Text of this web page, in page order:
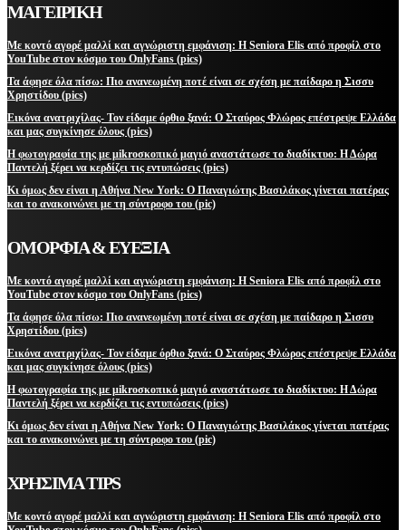
ΜΑΓΕΙΡΙΚΗ
Με κοντό αγορέ μαλλί και αγνώριστη εμφάνιση: Η Seniora Elis από προφίλ στο
YouTube στον κόσμο του OnlyFans (pics)
Τα άφησε όλα πίσω: Πιο ανανεωμένη ποτέ είναι σε σχέση με παίδαρο η Σισσυ
Χρηστίδου (pics)
Εικόνα ανατριχίλας- Τον είδαμε όρθιο ξανά: Ο Σταύρος Φλώρος επέστρεψε Ελλάδα
και μας συγκίνησε όλους (pics)
Η φωτογραφία της με μikroσκοπικό μαγιό αναστάτωσε το διαδίκτυο: Η Δώρα
Παντελή ξέρει να κερδίζει τις εντυπώσεις (pics)
Κι όμως δεν είναι η Αθήνα New York: Ο Παναγιώτης Βασιλάκος γίνεται πατέρας
και το ανακοινώνει με τη σύντροφο του (pic)
ΟΜΟΡΦΙΑ & ΕΥΕΞΙΑ
Με κοντό αγορέ μαλλί και αγνώριστη εμφάνιση: Η Seniora Elis από προφίλ στο
YouTube στον κόσμο του OnlyFans (pics)
Τα άφησε όλα πίσω: Πιο ανανεωμένη ποτέ είναι σε σχέση με παίδαρο η Σισσυ
Χρηστίδου (pics)
Εικόνα ανατριχίλας- Τον είδαμε όρθιο ξανά: Ο Σταύρος Φλώρος επέστρεψε Ελλάδα
και μας συγκίνησε όλους (pics)
Η φωτογραφία της με μikroσκοπικό μαγιό αναστάτωσε το διαδίκτυο: Η Δώρα
Παντελή ξέρει να κερδίζει τις εντυπώσεις (pics)
Κι όμως δεν είναι η Αθήνα New York: Ο Παναγιώτης Βασιλάκος γίνεται πατέρας
και το ανακοινώνει με τη σύντροφο του (pic)
ΧΡΗΣΙΜΑ TIPS
Με κοντό αγορέ μαλλί και αγνώριστη εμφάνιση: Η Seniora Elis από προφίλ στο